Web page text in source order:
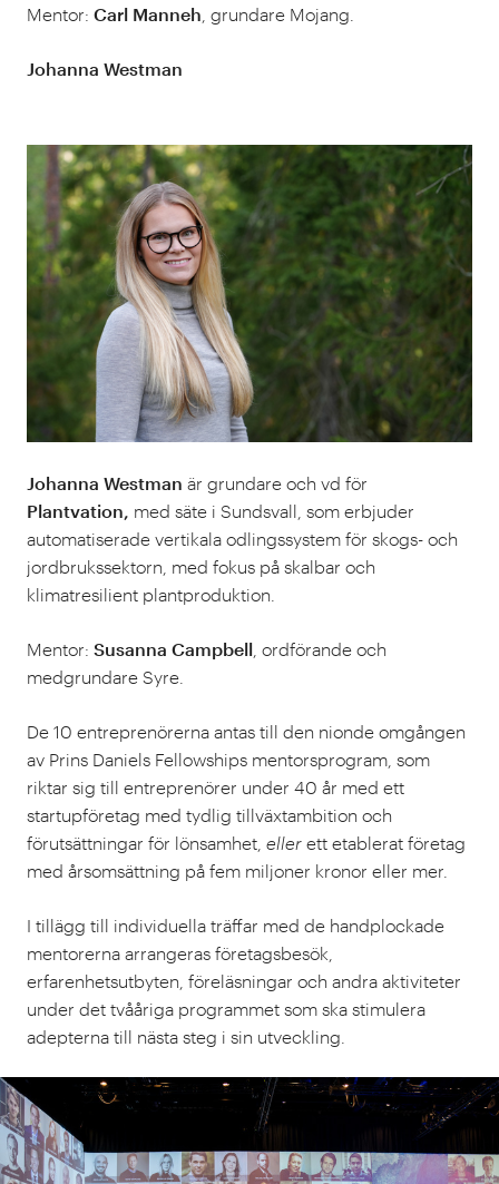
Mentor: Carl Manneh , grundare Mojang.
Johanna Westman
Johanna Westman är grundare och vd för
Plantvation, med säte i Sundsvall, som erbjuder
automatiserade vertikala odlingssystem för skogs- och
jordbrukssektorn, med fokus på skalbar och
klimatresilient plantproduktion.
Mentor: Susanna Campbell , ordförande och
medgrundare Syre.
De 10 entreprenörerna antas till den nionde omgången
av Prins Daniels Fellowships mentorsprogram, som
riktar sig till entreprenörer under 40 år med ett
startupföretag med tydlig tillväxtambition och
förutsättningar för lönsamhet, eller ett etablerat företag
med årsomsättning på fem miljoner kronor eller mer.
I tillägg till individuella träffar med de handplockade
mentorerna arrangeras företagsbesök,
erfarenhetsutbyten, föreläsningar och andra aktiviteter
under det tvååriga programmet som ska stimulera
adepterna till nästa steg i sin utveckling.